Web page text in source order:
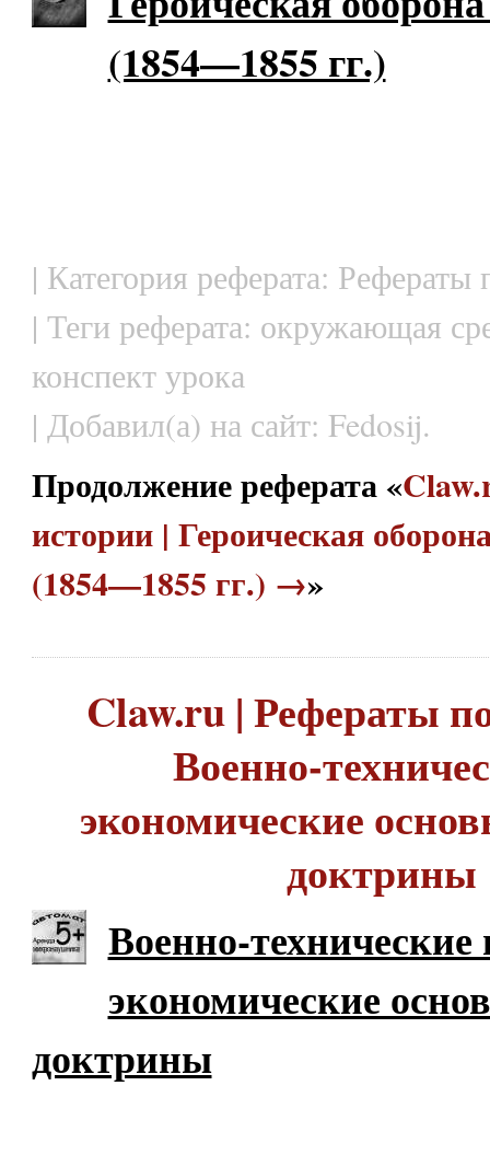
(1854—1855 гг.)
| Категория реферата: Рефераты
| Теги реферата: окружающая
конспект урока
| Добавил(а) на сайт: Fedosij.
Продолжение реферата «
истории | Героическая
(1854—1855 гг.) →»
Claw.ru | Рефераты
Военно-
экономические
доктрины
Военно-технические
экономические
доктрины